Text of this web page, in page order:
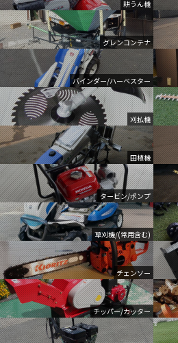
耕うん機
グレンコンテナ
バインダー/ハーベスター
刈払機
田植機
タービン/ポンプ
草刈機/(常用含む)
チェンソー
チッパー/カッター